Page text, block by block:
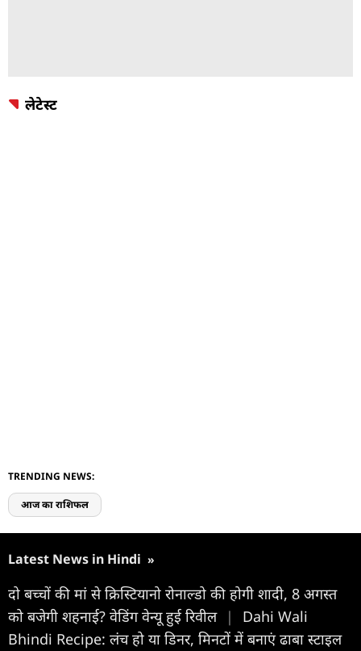
लेटेस्ट
TRENDING NEWS:
आज का राशिफल
Latest News in Hindi »
दो बच्चों की मां से क्रिस्ट‍ियानो रोनाल्डो की होगी शादी, 8 अगस्त
को बजेगी शहनाई? वेडिंग वेन्यू हुई र‍िवील |
Dahi Wali
Bhindi Recipe: लंच हो या डिनर, मिनटों में बनाएं ढाबा स्टाइल